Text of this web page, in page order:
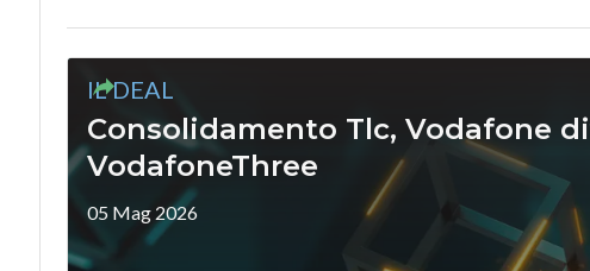
IL DEAL
Consolidamento Tlc, Vodafone
VodafoneThree
05 Mag 2026